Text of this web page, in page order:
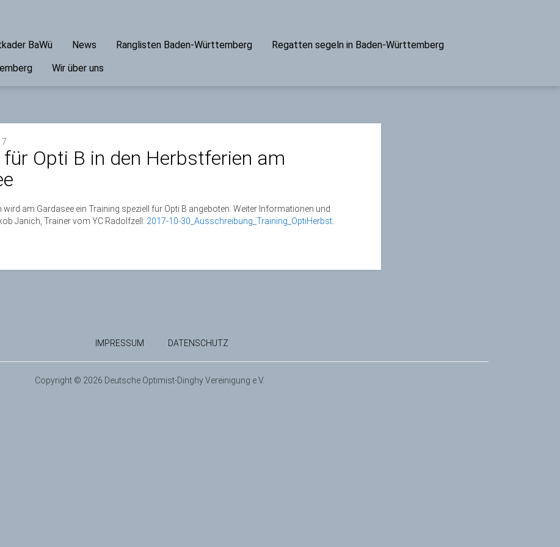
BaWü News Ranglisten Baden-Württemberg
Regatten segeln in Baden-Württemberg
Wir über uns
Opti B in den Herbstferien am
wird am Gardasee ein Training speziell für Opti B angeboten. Weiter Informationen und
Janich, Trainer vom YC Radolfzell: 2017-10-30_Ausschreibung_Training_OptiHerbst
IMPRESSUM DATENSCHUTZ
Copyright © 2026 Deutsche Optimist-Dinghy Vereinigung e.V.